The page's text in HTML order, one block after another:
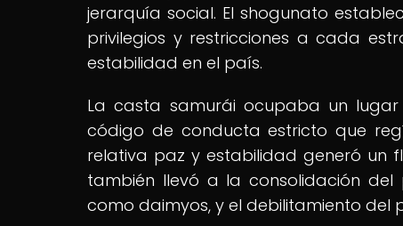
jerarquía social. El shogunato
privilegios y restricciones a cada
estabilidad en el país.
La casta samurái ocupaba un
código de conducta estricto que
relativa paz y estabilidad generó un
también llevó a la consolidación del
como daimyos, y el debilitamiento del